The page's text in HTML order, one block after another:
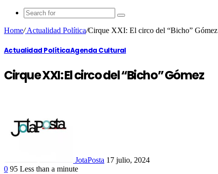
Home/Actualidad Política/Cirque XXI: El circo del “Bicho” Gómez
Actualidad PolíticaAgenda Cultural
Cirque XXI: El circo del “Bicho” Gómez
JotaPosta 17 julio, 2024
0 95 Less than a minute